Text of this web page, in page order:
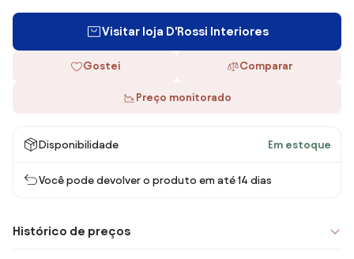
Visitar loja D'Rossi Interiores
Gostei Comparar
Preço monitorado
Disponibilidade Em estoque
Você pode devolver o produto em até 14 dias
Histórico de preços